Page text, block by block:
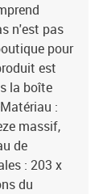
n'est pas
pour
est
la boîte
:
massif,
de
: 203 x
du